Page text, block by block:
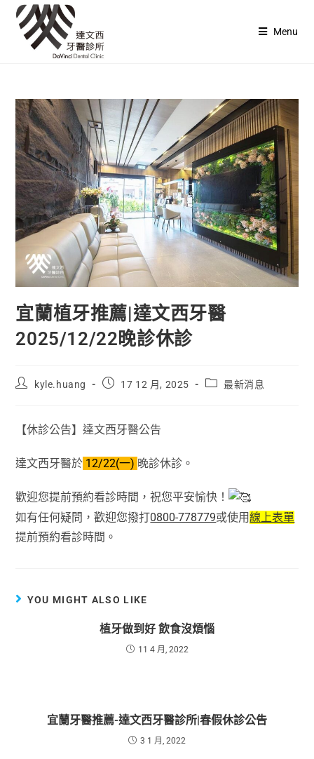
Menu
宜蘭植牙推薦|達文西牙醫
2025/12/22晚診休診
kyle.huang 17 12 月, 2025 最新消息
【休診公告】達文西牙醫公告
達文西牙醫於 12/22(一) 晚診休診。
歡迎您提前預約看診時間，祝您平安愉快！
如有任何疑問，歡迎您撥打0800-778779或使用線上表單
提前預約看診時間。
YOU MIGHT ALSO LIKE
植牙做到好 飲食沒煩惱
11 4 月, 2022
宜蘭牙醫推薦-達文西牙醫診所|春假休診公告
3 1 月, 2022